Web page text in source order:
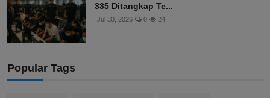
335 Ditangkap Te...
Jul 30, 2026 0 24
Popular Tags